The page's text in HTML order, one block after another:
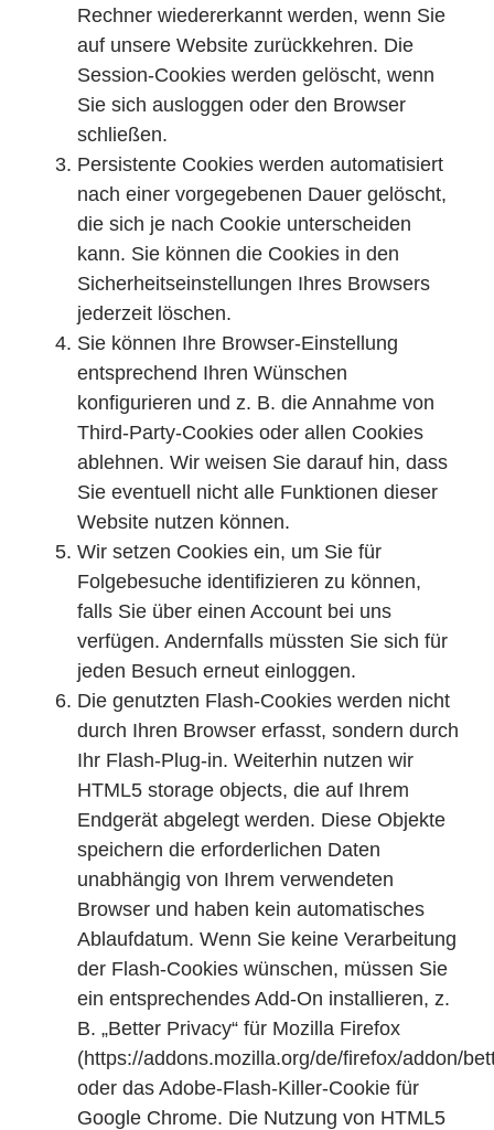
Rechner wiedererkannt werden, wenn Sie
auf unsere Website zurückkehren. Die
Session-Cookies werden gelöscht, wenn
Sie sich ausloggen oder den Browser
schließen.
Persistente Cookies werden automatisiert
nach einer vorgegebenen Dauer gelöscht,
die sich je nach Cookie unterscheiden
kann. Sie können die Cookies in den
Sicherheitseinstellungen Ihres Browsers
jederzeit löschen.
Sie können Ihre Browser-Einstellung
entsprechend Ihren Wünschen
konfigurieren und z. B. die Annahme von
Third-Party-Cookies oder allen Cookies
ablehnen. Wir weisen Sie darauf hin, dass
Sie eventuell nicht alle Funktionen dieser
Website nutzen können.
Wir setzen Cookies ein, um Sie für
Folgebesuche identifizieren zu können,
falls Sie über einen Account bei uns
verfügen. Andernfalls müssten Sie sich für
jeden Besuch erneut einloggen.
Die genutzten Flash-Cookies werden nicht
durch Ihren Browser erfasst, sondern durch
Ihr Flash-Plug-in. Weiterhin nutzen wir
HTML5 storage objects, die auf Ihrem
Endgerät abgelegt werden. Diese Objekte
speichern die erforderlichen Daten
unabhängig von Ihrem verwendeten
Browser und haben kein automatisches
Ablaufdatum. Wenn Sie keine Verarbeitung
der Flash-Cookies wünschen, müssen Sie
ein entsprechendes Add-On installieren, z.
B. „Better Privacy“ für Mozilla Firefox
(https://addons.mozilla.org/de/firefox/addon/
oder das Adobe-Flash-Killer-Cookie für
Google Chrome. Die Nutzung von HTML5